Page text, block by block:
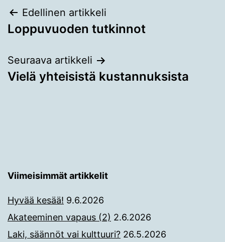
Artikkelien
selaus
Edellinen artikkeli
Loppuvuoden tutkinnot
Seuraava artikkeli
Vielä yhteisistä kustannuksista
Viimeisimmät artikkelit
Hyvää kesää! 9.6.2026
Akateeminen vapaus (2) 2.6.2026
Laki, säännöt vai kulttuuri? 26.5.2026